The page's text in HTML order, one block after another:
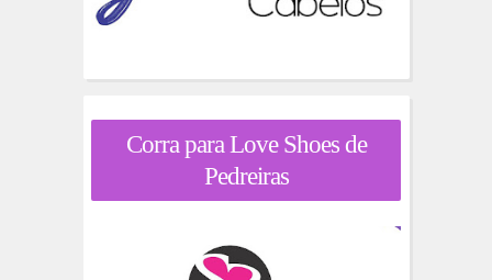
Corra para Love Shoes de
Pedreiras